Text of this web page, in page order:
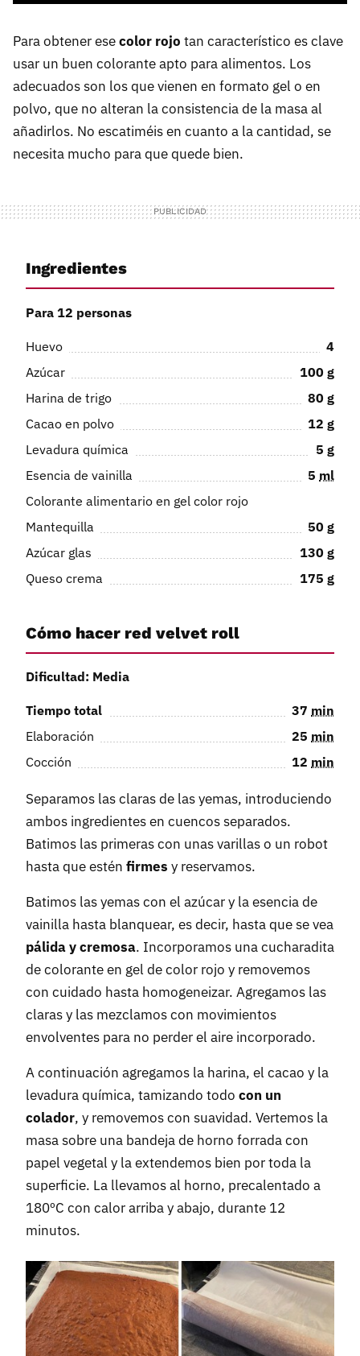
Para obtener esecolor rojo tan característico es clave
usar un buen colorante apto para alimentos. Los
adecuados son los que vienen en formato gel o en
polvo, que no alteran la consistencia de la masa al
añadirlos. No escatiméis en cuanto a la cantidad, se
necesita mucho para que quede bien.
Ingredientes
Para 12 personas
Huevo
4
Azúcar
100 g
Harina de trigo
80 g
Cacao en polvo
12 g
Levadura química
5 g
Esencia de vainilla
5 ml
Colorante alimentario en gel color rojo
Mantequilla
50 g
Azúcar glas
130 g
Queso crema
175 g
Cómo hacer red velvet roll
Dificultad: Media
Tiempo total 37 min
Elaboración
25 min
Cocción
12 min
Separamos las claras de las yemas, introduciendo
ambos ingredientes en cuencos separados.
Batimos las primeras con unas varillas o un robot
hasta que estén firmes y reservamos.
Batimos las yemas con el azúcar y la esencia de
vainilla hasta blanquear, es decir, hasta que se vea
pálida y cremosa. Incorporamos una cucharadita
de colorante en gel de color rojo y removemos
con cuidado hasta homogeneizar. Agregamos las
claras y las mezclamos con movimientos
envolventes para no perder el aire incorporado.
A continuación agregamos la harina, el cacao y la
levadura química, tamizando todo con un
colador, y removemos con suavidad. Vertemos la
masa sobre una bandeja de horno forrada con
papel vegetal y la extendemos bien por toda la
superficie. La llevamos al horno, precalentado a
180ºC con calor arriba y abajo, durante 12
minutos.